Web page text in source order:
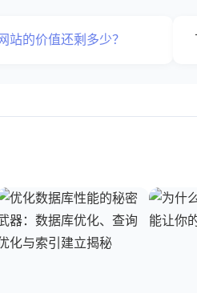
站的价值还剩多少？